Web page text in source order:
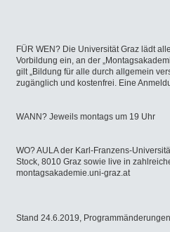
FÜR WEN? Die Universität Graz lädt
Vorbildung ein, an der
gilt „Bildung für alle durch allgemein
zugänglich und kostenfrei. Eine
WANN? Jeweils montags um 19 Uhr
WO? AULA der Karl-Franzens-
Stock, 8010 Graz sowie live in
montagsakademie.uni-graz.at
Stand 24.6.2019,